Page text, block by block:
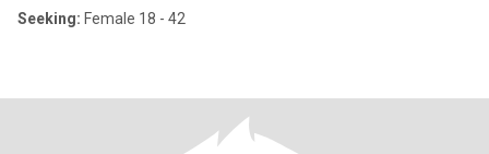
Seeking: Female 18 - 42